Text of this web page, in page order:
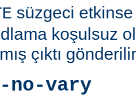
süzgeci etkinse
koşulsuz
çıktı
no-vary